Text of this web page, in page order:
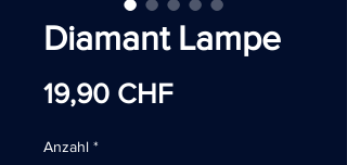
Diamant Lampe
19,90 CHFPreis
Anzahl *